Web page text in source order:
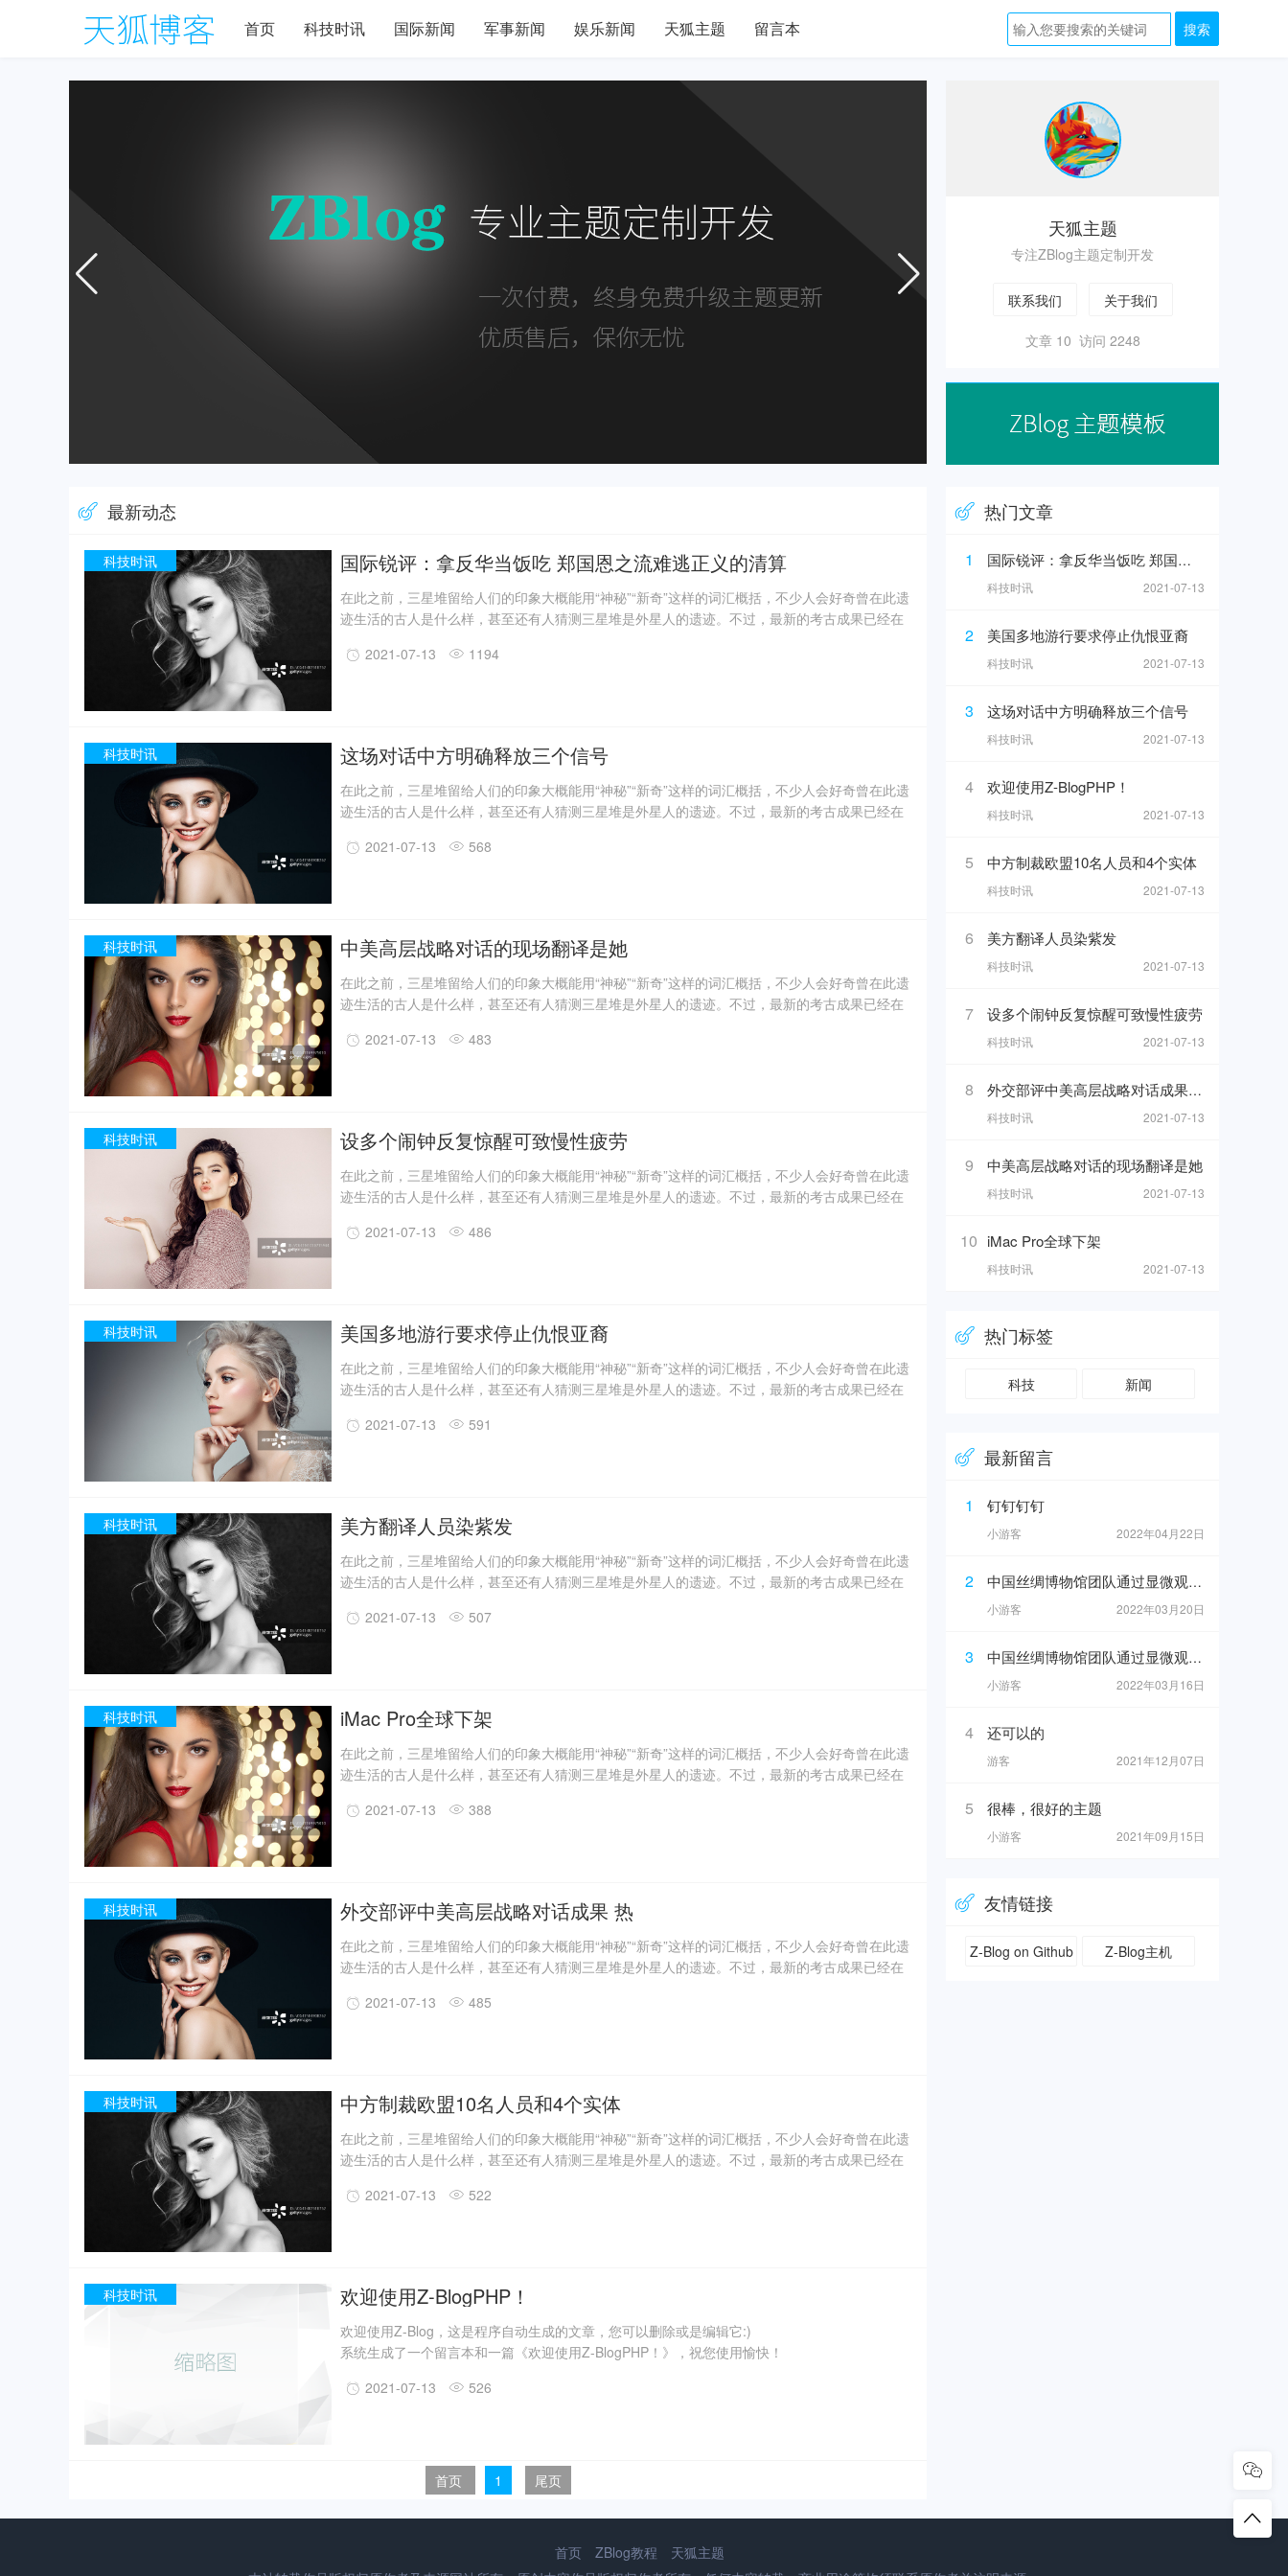
首页 科技时讯 国际新闻 军事新闻 娱乐新闻 天狐主题 留言本
天狐主题
专注ZBlog主题定制开发
联系我们 关于我们
文章 10 访问 2248
最新动态
科技时讯 国际锐评：拿反华当饭吃 郑国恩之流难逃正义的清算
在此之前，三星堆留给人们的印象大概能用“神秘”“新奇”这样的词汇概括，不少人会好奇曾在此遗
迹生活的古人是什么样，甚至还有人猜测三星堆是外星人的遗迹。不过，最新的考古成果已经在
事实上，上世纪震惊世界的三星堆出土文物只是来自1、2号“祭祀坑”。2019年11月至2020年5
精美牙雕残件、玉琮、玉石器等重要文物500余件。
2021-07-13 1194
科技时讯 这场对话中方明确释放三个信号
在此之前，三星堆留给人们的印象大概能用“神秘”“新奇”这样的词汇概括，不少人会好奇曾在此遗
迹生活的古人是什么样，甚至还有人猜测三星堆是外星人的遗迹。不过，最新的考古成果已经在
事实上，上世纪震惊世界的三星堆出土文物只是来自1、2号“祭祀坑”。2019年11月至2020年5
精美牙雕残件、玉琮、玉石器等重要文物500余件。
2021-07-13 568
科技时讯 中美高层战略对话的现场翻译是她
在此之前，三星堆留给人们的印象大概能用“神秘”“新奇”这样的词汇概括，不少人会好奇曾在此遗
迹生活的古人是什么样，甚至还有人猜测三星堆是外星人的遗迹。不过，最新的考古成果已经在
事实上，上世纪震惊世界的三星堆出土文物只是来自1、2号“祭祀坑”。2019年11月至2020年5
精美牙雕残件、玉琮、玉石器等重要文物500余件。
2021-07-13 483
科技时讯 设多个闹钟反复惊醒可致慢性疲劳
在此之前，三星堆留给人们的印象大概能用“神秘”“新奇”这样的词汇概括，不少人会好奇曾在此遗
迹生活的古人是什么样，甚至还有人猜测三星堆是外星人的遗迹。不过，最新的考古成果已经在
事实上，上世纪震惊世界的三星堆出土文物只是来自1、2号“祭祀坑”。2019年11月至2020年5
精美牙雕残件、玉琮、玉石器等重要文物500余件。
2021-07-13 486
科技时讯 美国多地游行要求停止仇恨亚裔
在此之前，三星堆留给人们的印象大概能用“神秘”“新奇”这样的词汇概括，不少人会好奇曾在此遗
迹生活的古人是什么样，甚至还有人猜测三星堆是外星人的遗迹。不过，最新的考古成果已经在
事实上，上世纪震惊世界的三星堆出土文物只是来自1、2号“祭祀坑”。2019年11月至2020年5
精美牙雕残件、玉琮、玉石器等重要文物500余件。
2021-07-13 591
科技时讯 美方翻译人员染紫发
在此之前，三星堆留给人们的印象大概能用“神秘”“新奇”这样的词汇概括，不少人会好奇曾在此遗
迹生活的古人是什么样，甚至还有人猜测三星堆是外星人的遗迹。不过，最新的考古成果已经在
事实上，上世纪震惊世界的三星堆出土文物只是来自1、2号“祭祀坑”。2019年11月至2020年5
精美牙雕残件、玉琮、玉石器等重要文物500余件。
2021-07-13 507
科技时讯 iMac Pro全球下架
在此之前，三星堆留给人们的印象大概能用“神秘”“新奇”这样的词汇概括，不少人会好奇曾在此遗
迹生活的古人是什么样，甚至还有人猜测三星堆是外星人的遗迹。不过，最新的考古成果已经在
事实上，上世纪震惊世界的三星堆出土文物只是来自1、2号“祭祀坑”。2019年11月至2020年5
精美牙雕残件、玉琮、玉石器等重要文物500余件。
2021-07-13 388
科技时讯 外交部评中美高层战略对话成果 热
在此之前，三星堆留给人们的印象大概能用“神秘”“新奇”这样的词汇概括，不少人会好奇曾在此遗
迹生活的古人是什么样，甚至还有人猜测三星堆是外星人的遗迹。不过，最新的考古成果已经在
事实上，上世纪震惊世界的三星堆出土文物只是来自1、2号“祭祀坑”。2019年11月至2020年5
精美牙雕残件、玉琮、玉石器等重要文物500余件。
2021-07-13 485
科技时讯 中方制裁欧盟10名人员和4个实体
在此之前，三星堆留给人们的印象大概能用“神秘”“新奇”这样的词汇概括，不少人会好奇曾在此遗
迹生活的古人是什么样，甚至还有人猜测三星堆是外星人的遗迹。不过，最新的考古成果已经在
事实上，上世纪震惊世界的三星堆出土文物只是来自1、2号“祭祀坑”。2019年11月至2020年5
精美牙雕残件、玉琮、玉石器等重要文物500余件。
2021-07-13 522
科技时讯 欢迎使用Z-BlogPHP！
欢迎使用Z-Blog，这是程序自动生成的文章，您可以删除或是编辑它:)
系统生成了一个留言本和一篇《欢迎使用Z-BlogPHP！》，祝您使用愉快！
2021-07-13
526
首页 1 尾页
热门文章
1 国际锐评：拿反华当饭吃 郑国恩之流难逃正义的清算
科技时讯 2021-07-13
2 美国多地游行要求停止仇恨亚裔
科技时讯 2021-07-13
3 这场对话中方明确释放三个信号
科技时讯 2021-07-13
4 欢迎使用Z-BlogPHP！
科技时讯 2021-07-13
5 中方制裁欧盟10名人员和4个实体
科技时讯 2021-07-13
6 美方翻译人员染紫发
科技时讯 2021-07-13
7 设多个闹钟反复惊醒可致慢性疲劳
科技时讯 2021-07-13
8 外交部评中美高层战略对话成果 热
科技时讯 2021-07-13
9 中美高层战略对话的现场翻译是她
科技时讯 2021-07-13
10 iMac Pro全球下架
科技时讯 2021-07-13
热门标签
科技 新闻
最新留言
1 钉钉钉钉
小游客 2022年04月22日
2 中国丝绸博物馆团队通过显微观察在4号坑灰烬中发现纺织品痕迹
小游客 2022年03月20日
3 中国丝绸博物馆团队通过显微观察在4号坑灰烬中发现纺织品痕迹
小游客 2022年03月16日
4 还可以的
游客 2021年12月07日
5 很棒，很好的主题
小游客 2021年09月15日
友情链接
Z-Blog on Github Z-Blog主机
首页 ZBlog教程
天狐主题